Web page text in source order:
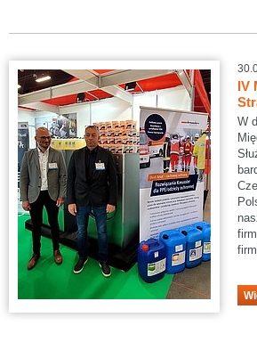
IV
W